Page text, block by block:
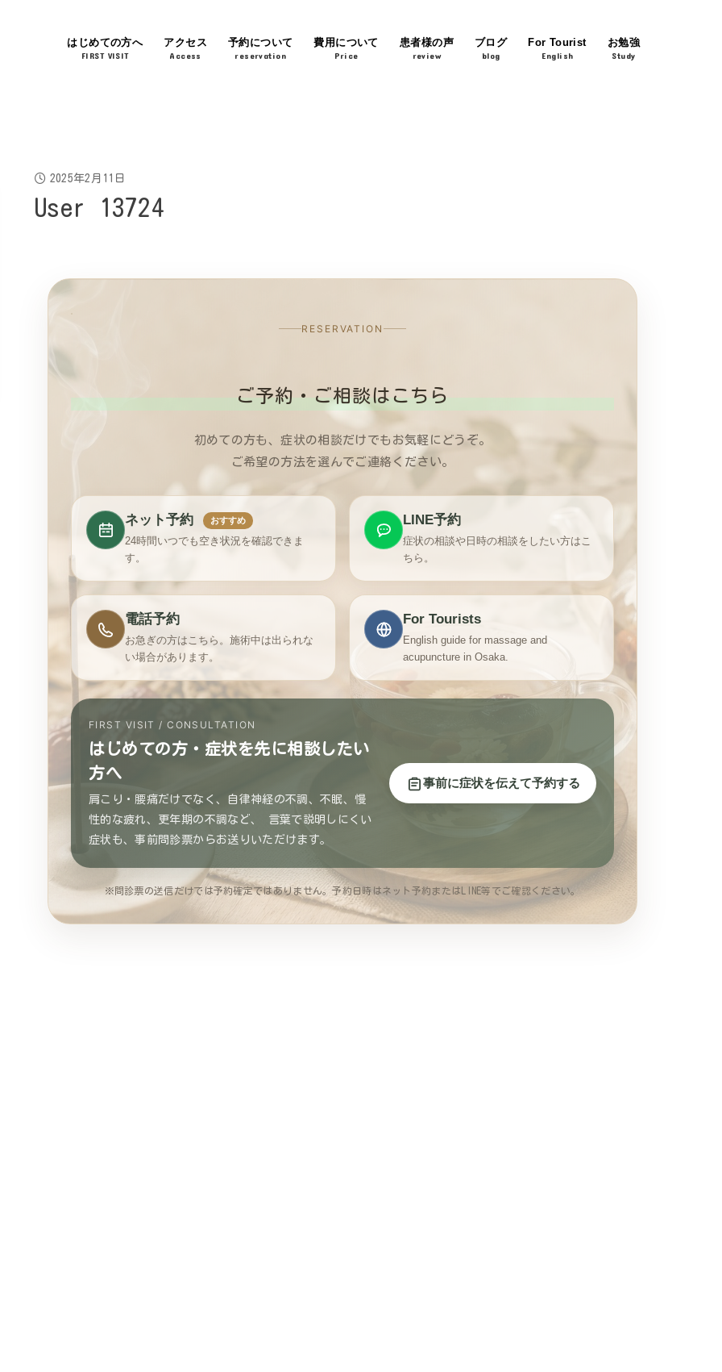
はじめての方へ
FIRST VISIT
アクセス
Access
予約について
reservation
費用について
Price
患者様の声
review
ブログ
blog
For Tourist
English
お勉強
Study
2025年2月11日
User 13724
RESERVATION
ご予約・ご相談はこちら
初めての方も、症状の相談だけでもお気軽にどうぞ。
ご希望の方法を選んでご連絡ください。
ネット予約 おすすめ
24時間いつでも空き状況を確認できま
す。
LINE予約
症状の相談や日時の相談をしたい方はこ
ちら。
電話予約
お急ぎの方はこちら。施術中は出られな
い場合があります。
For Tourists
English guide for massage and
acupuncture in Osaka.
FIRST VISIT / CONSULTATION
はじめての方・症状を先に相談したい
方へ
肩こり・腰痛だけでなく、自律神経の不調、不眠、慢
性的な疲れ、更年期の不調など、 言葉で説明しにくい
症状も、事前問診票からお送りいただけます。
事前に症状を伝えて予約する
※問診票の送信だけでは予約確定ではありません。予約日時はネット予約またはLINE等でご確認ください。